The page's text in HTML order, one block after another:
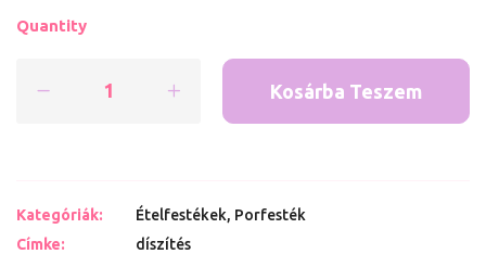
Quantity
Kosárba Teszem
Kategóriák: Ételfestékek, Porfesték
Címke:
díszítés